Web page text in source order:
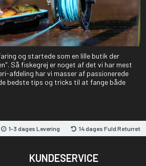
og startede som en lille butik der
Så fiskegrej er noget af det vi har mest
afdeling har vi masser af passionerede
bedste tips og tricks til at fange både
1-3 dages Levering 14 dages Fuld Returret
KUNDESERVICE